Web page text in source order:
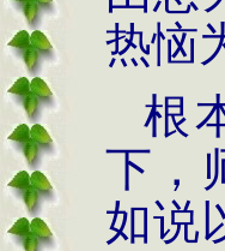
热恼
根
下，
如说